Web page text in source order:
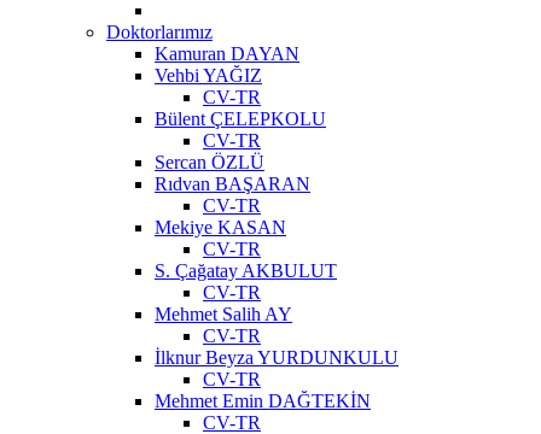
Doktorlarımız
Kamuran DAYAN
Vehbi YAĞIZ
CV-TR
Bülent ÇELEPKOLU
CV-TR
Sercan ÖZLÜ
Rıdvan BAŞARAN
CV-TR
Mekiye KASAN
CV-TR
S. Çağatay AKBULUT
CV-TR
Mehmet Salih AY
CV-TR
İlknur Beyza YURDUNKULU
CV-TR
Mehmet Emin DAĞTEKİN
CV-TR